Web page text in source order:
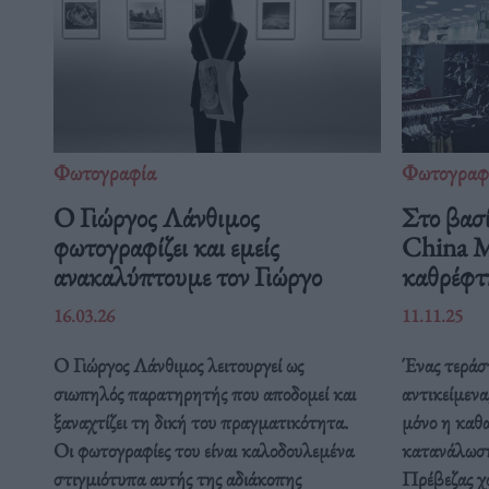
Φωτογραφία
Ο Γιώργος Λάνθιμος
φωτογραφίζει και εμείς
ανακαλύπτουμε τον Γιώργο
16.03.26
Ο Γιώργος Λάνθιμος λειτουργεί ως
σιωπηλός παρατηρητής που αποδομεί και
ξαναχτίζει τη δική του πραγματικότητα.
Οι φωτογραφίες του είναι καλοδουλεμένα
στιγμιότυπα αυτής της αδιάκοπης
Στο
China
11.11.25
Ένας
μόνο η
Πρέβεζας